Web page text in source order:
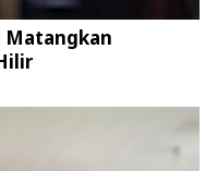
Matangkan